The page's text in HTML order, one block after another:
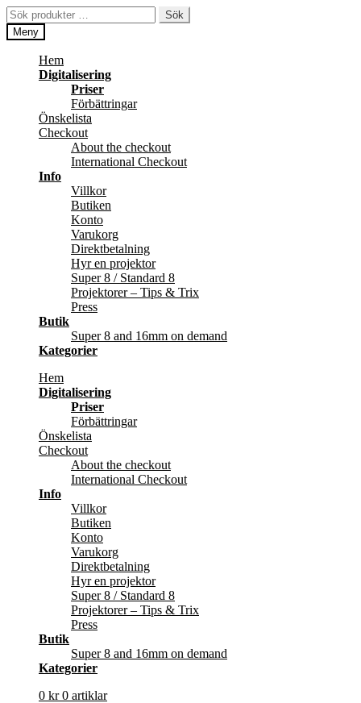
Hoppa
till
navigering
Hoppa
till
innehåll
Sök
efter:
Sök
Meny
Hem
Digitalisering
Priser
Förbättringar
Önskelista
Checkout
About the checkout
International Checkout
Info
Villkor
Butiken
Konto
Varukorg
Direktbetalning
Hyr en projektor
Super 8 / Standard 8
Projektorer – Tips & Trix
Press
Butik
Super 8 and 16mm on demand
Kategorier
Hem
Digitalisering
Priser
Förbättringar
Önskelista
Checkout
About the checkout
International Checkout
Info
Villkor
Butiken
Konto
Varukorg
Direktbetalning
Hyr en projektor
Super 8 / Standard 8
Projektorer – Tips & Trix
Press
Butik
Super 8 and 16mm on demand
Kategorier
0 kr 0 artiklar